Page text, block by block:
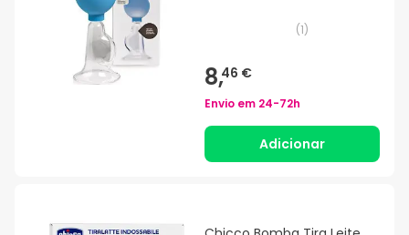
(1)
8,46 €
Envio em 24-72h
Adicionar